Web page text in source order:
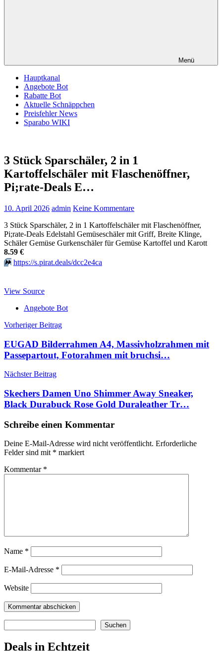
Menü
Hauptkanal
Angebote Bot
Rabatte Bot
Aktuelle Schnäppchen
Preisfehler News
Sparabo WIKI
3 Stück Sparschäler, 2 in 1
Kartoffelschäler mit Flaschenöffner,
Pi;rate-Deals E…
10. April 2026 admin Keine Kommentare
3 Stück Sparschäler, 2 in 1 Kartoffelschäler mit Flaschenöffner,
Pi;rate-Deals Edelstahl Gemüseschäler mit Griff, Breite Klinge,
Schäler Gemüse Gurkenschäler für Gemüse Kartoffel und Karott
8.59 €
⏩️ https://s.pirat.deals/dcc2e4ca
View Source
Angebote Bot
Beitragsnavigation
Vorheriger Beitrag
EUGAD Bilderrahmen A4, Massivholzrahmen mit
Passepartout, Fotorahmen mit bruchsi…
Nächster Beitrag
Skechers Damen Uno Shimmer Away Sneaker,
Black Durabuck Rose Gold Duraleather Tr…
Schreibe einen Kommentar
Deine E-Mail-Adresse wird nicht veröffentlicht. Erforderliche
Felder sind mit * markiert
Kommentar *
Name *
E-Mail-Adresse *
Website
Suchen
Deals in Echtzeit